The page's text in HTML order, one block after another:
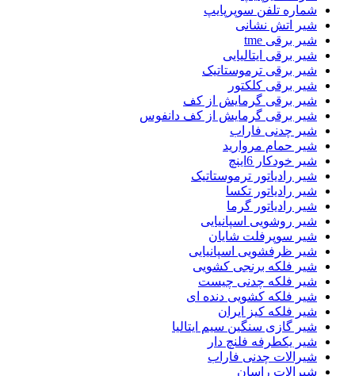
شماره تلفن سوپرپایپ
شیر اتش نشانی
شیر برقی tme
شیر برقی ایتالیایی
شیر برقی ترموستاتیک
شیر برقی کلکتور
شیر برقی گرمایش از کف
شیر برقی گرمایش از کف دانفوس
شیر چدنی فاراب
شیر حمام مروارید
شیر خودکار 6اینچ
شیر رادیاتور ترموستاتیک
شیر رادیاتور تکسا
شیر رادیاتور گرما
شیر روشویی اسپانیایی
شیر سوپرفلت شایان
شیر ظرفشویی اسپانیایی
شیر فلکه برنجی کشویی
شیر فلکه چدنی چیست
شیر فلکه کشویی دنده ای
شیر فلکه کیز ایران
شیر گازی سنگین سیم ایتالیا
شیر یکطرفه فلنچ دار
شیرالات چدنی فاراب
شیرالات راسان